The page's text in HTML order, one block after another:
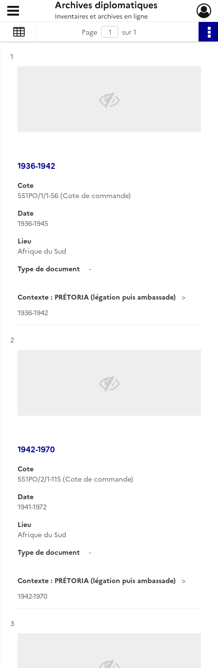
Archives diplomatiques
Ouvrir le menu déroulant
Page sur 1
Résultat n°
1
1936-1942
Cote
551PO/1/1-56 (Cote de commande)
Date
1936-1945
Lieu
Afrique du Sud
Type de document
-
Contexte : PRÉTORIA (légation puis ambassade)
1936-1942
Résultat n°
2
1942-1970
Cote
551PO/2/1-115 (Cote de commande)
Date
1941-1972
Lieu
Afrique du Sud
Type de document
-
Contexte : PRÉTORIA (légation puis ambassade)
1942-1970
Résultat n°
3